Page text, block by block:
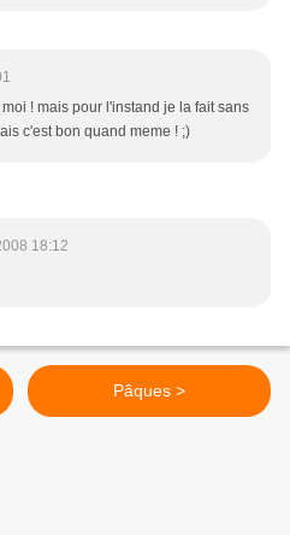
! mais pour l'instand je la fait sans
c'est bon quand meme ! ;)
18:12
Pâques >